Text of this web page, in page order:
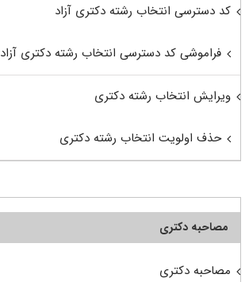
کد دسترسی انتخاب رشته دکتری آزاد
فراموشی کد دسترسی انتخاب رشته دکتری آزاد
ویرایش انتخاب رشته دکتری
حذف اولویت انتخاب رشته دکتری
مصاحبه دکتری
مصاحبه دکتری